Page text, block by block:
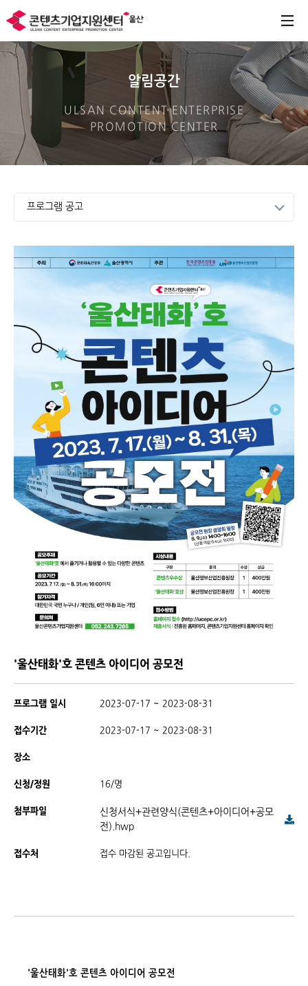
알림공간
ULSAN CONTENT ENTERPRISE
PROMOTION CENTER
프로그램 공고
'울산태화'호 콘텐츠 아이디어 공모전
프로그램 일시 2023-07-17 ~ 2023-08-31
접수기간 2023-07-17 ~ 2023-08-31
장소
신청/정원 16/명
첨부파일
신청서식+관련양식(콘텐츠+아이디어+공모
전).hwp
접수처 접수 마감된 공고입니다.
'울산태화'호 콘텐츠 아이디어 공모전